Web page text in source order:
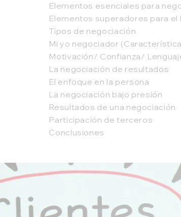
Elementos esenciales para
Elementos superadores para
Tipos de negociación
Mi yo negociador
Motivación/ Confianza/
La negociación de resultados
El enfoque en la persona
La negociación bajo presión
Resultados de una negociación
Participación de terceros
Conclusiones